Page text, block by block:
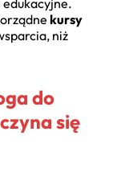
kursy
niż
do
się